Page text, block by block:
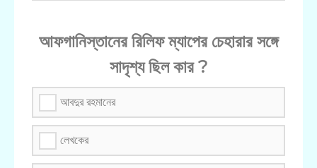
আফগানিস্তানের রিলিফ ম্যাপের চেহারার সঙ্গে
সাদৃশ্য ছিল কার ?
আবদুর রহমানের
লেখকের